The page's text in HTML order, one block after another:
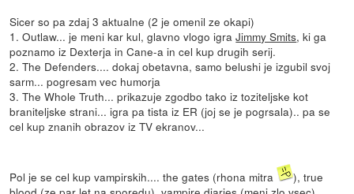
Sicer so pa zdaj 3 aktualne (2 je omenil ze okapi)
1. Outlaw... je meni kar kul, glavno vlogo igraJimmy Smits, ki ga
poznamo iz Dexterja in Cane-a in cel kup drugih serij.
2. The Defenders.... dokaj obetavna, samo belushi je izgubil svoj
sarm... pogresam vec humorja
3. The Whole Truth... prikazuje zgodbo tako iz toziteljske kot
braniteljske strani... igra pa tista iz ER (joj se je pogrsala).. pa se
cel kup znanih obrazov iz TV ekranov...
Pol je se cel kup vampirskih.... the gates (rhona mitra
), true